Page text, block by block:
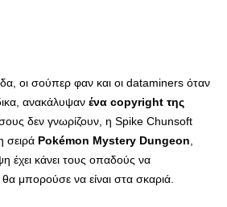
οι σούπερ φαν και οι dataminers όταν
ανακάλυψαν ένα copyright της
δεν γνωρίζουν, η Spike Chunsoft
σειρά Pokémon Mystery Dungeon
έχει κάνει τους οπαδούς να
θα μπορούσε να είναι στα σκαριά.